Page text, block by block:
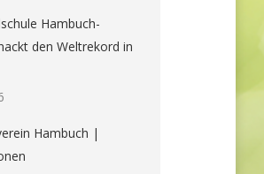
Hambuch-
den Weltrekord in
Hambuch |